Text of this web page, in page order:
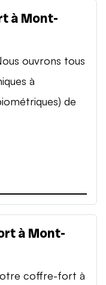
à Mont-
ouvrons tous
à
de
à Mont-
coffre-fort à